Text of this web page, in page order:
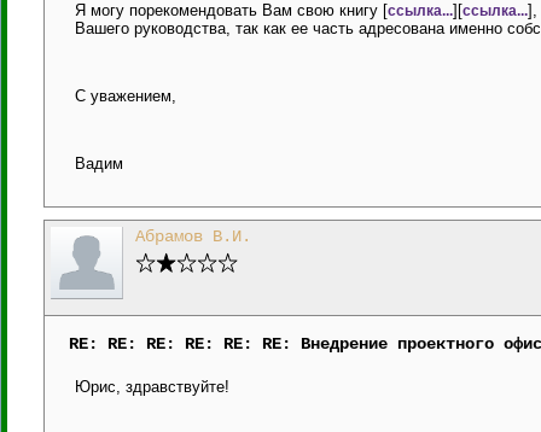
Я могу порекомендовать Вам свою книгу [ссылка...][ссылка...],
Вашего руководства, так как ее часть адресована именно
С уважением,
Вадим
Абрамов В.И.
RE: RE: RE: RE: RE: RE: Внедрение проектного
Юрис, здравствуйте!